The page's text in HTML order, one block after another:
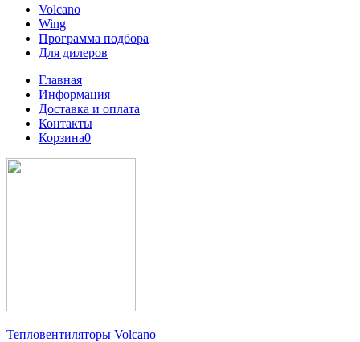
Volcano
Wing
Программа подбора
Для дилеров
Главная
Информация
Доставка и оплата
Контакты
Корзина0
Тепловентиляторы Volcano